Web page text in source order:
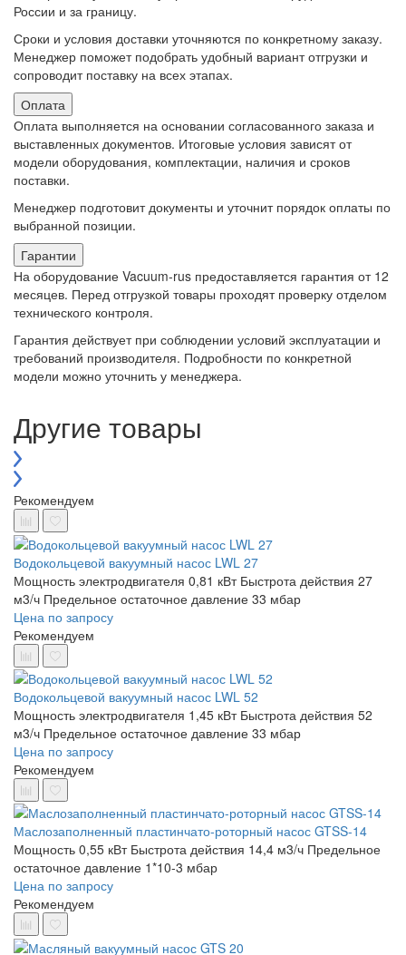
России и за границу.
Сроки и условия доставки уточняются по конкретному заказу.
Менеджер поможет подобрать удобный вариант отгрузки и
сопроводит поставку на всех этапах.
Оплата
Оплата выполняется на основании согласованного заказа и
выставленных документов. Итоговые условия зависят от
модели оборудования, комплектации, наличия и сроков
поставки.
Менеджер подготовит документы и уточнит порядок оплаты по
выбранной позиции.
Гарантии
На оборудование Vacuum-rus предоставляется гарантия от 12
месяцев. Перед отгрузкой товары проходят проверку отделом
технического контроля.
Гарантия действует при соблюдении условий эксплуатации и
требований производителя. Подробности по конкретной
модели можно уточнить у менеджера.
Другие товары
Рекомендуем
Водокольцевой вакуумный насос LWL 27
Мощность электродвигателя 0,81 кВт Быстрота действия 27
м3/ч Предельное остаточное давление 33 мбар
Цена по запросу
Рекомендуем
Водокольцевой вакуумный насос LWL 52
Мощность электродвигателя 1,45 кВт Быстрота действия 52
м3/ч Предельное остаточное давление 33 мбар
Цена по запросу
Рекомендуем
Маслозаполненный пластинчато-роторный насос GTSS-14
Мощность 0,55 кВт Быстрота действия 14,4 м3/ч Предельное
остаточное давление 1*10-3 мбар
Цена по запросу
Рекомендуем